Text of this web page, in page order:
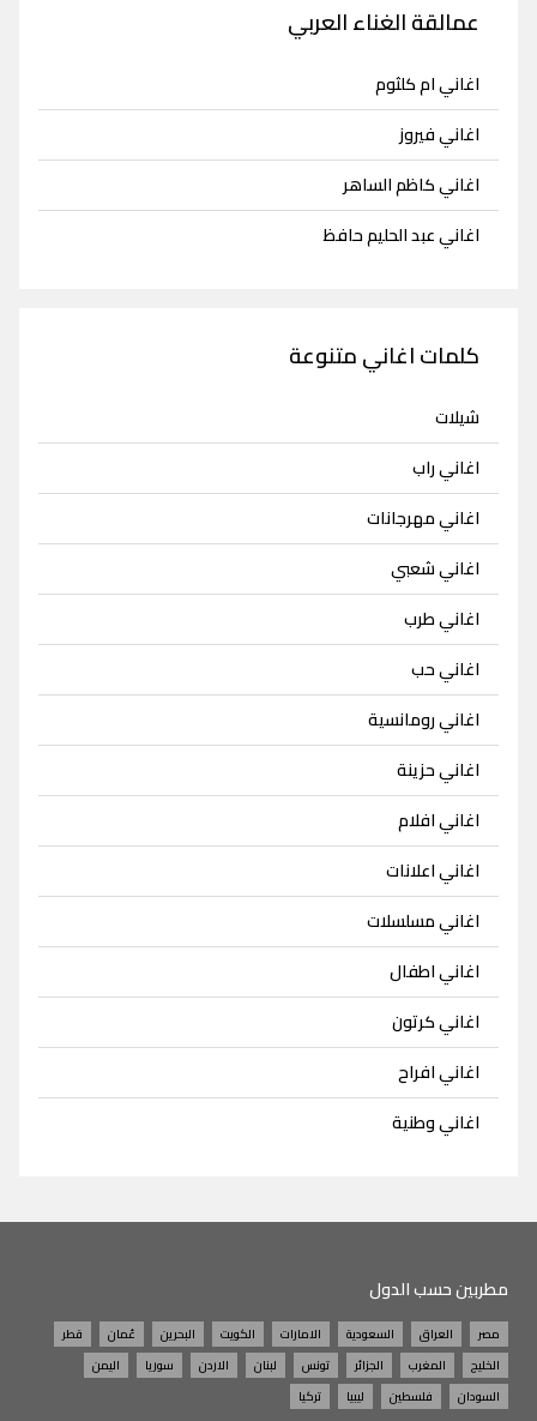
عمالقة الغناء العربي
اغاني ام كلثوم
اغاني فيروز
اغاني كاظم الساهر
اغاني عبد الحليم حافظ
كلمات اغاني متنوعة
شيلات
اغاني راب
اغاني مهرجانات
اغاني شعبي
اغاني طرب
اغاني حب
اغاني رومانسية
اغاني حزينة
اغاني افلام
اغاني اعلانات
اغاني مسلسلات
اغاني اطفال
اغاني كرتون
اغاني افراح
اغاني وطنية
مطربين حسب الدول
مصر العراق السعودية الامارات الكويت البحرين عُمان
قطر
الخليج
المغرب الجزائر تونس لبنان الاردن سوريا
اليمن
السودان
فلسطين ليبيا تركيا